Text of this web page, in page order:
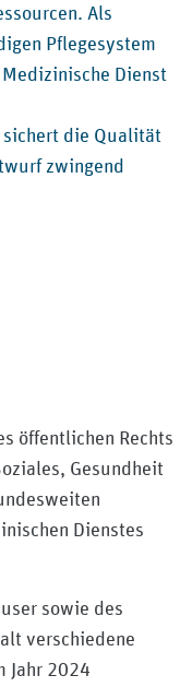
Als
Pflegesystem
Dienst
sichert die Qualität
zwingend
öffentlichen Rechts
Gesundheit
Dienstes
sowie des
verschiedene
Jahr 2024